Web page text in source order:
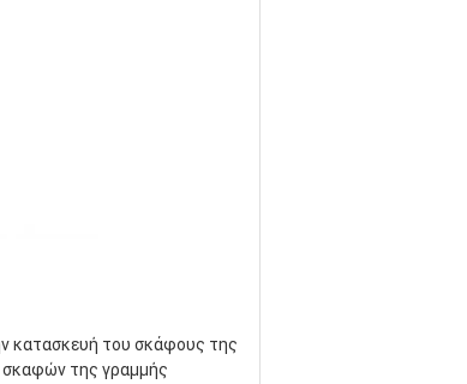
κατασκευή του σκάφους της
σκαφών της γραμμής